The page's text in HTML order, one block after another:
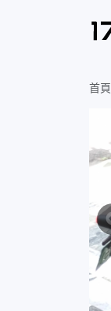
首頁